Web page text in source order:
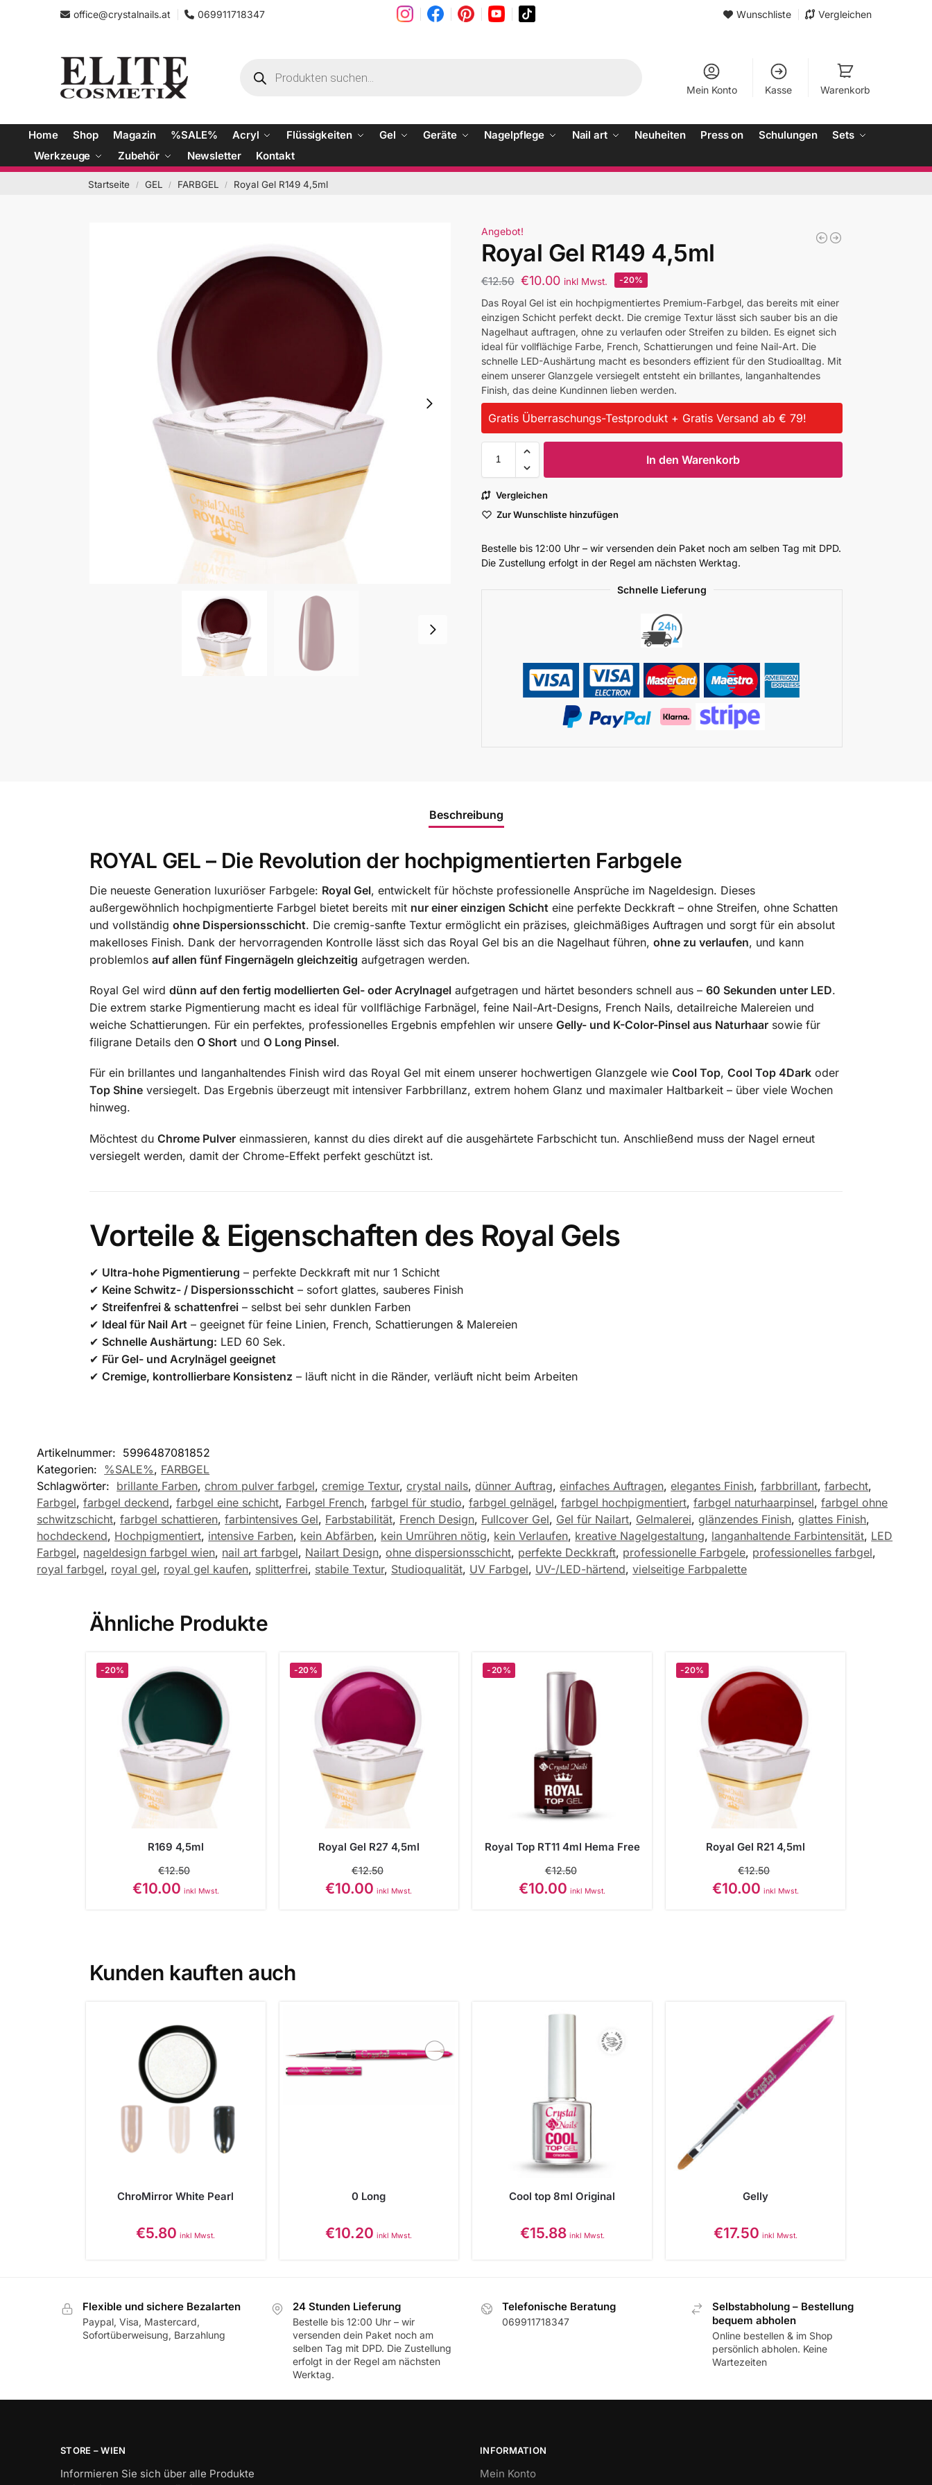
office@crystalnails.at 069911718347 Wunschliste Vergleichen
Mein Konto Kasse Warenkorb
Home Shop Magazin %SALE% Acryl Flüssigkeiten Gel Geräte Nagelpflege Nail art Neuheiten Press on Schulungen
Sets
Werkzeuge
Zubehör Newsletter Kontakt
Startseite / GEL / FARBGEL / Royal Gel R149 4,5ml
Angebot!
Royal Gel R149 4,5ml
€12.50 €10.00 inkl Mwst. -20%
Das Royal Gel ist ein hochpigmentiertes Premium-Farbgel, das bereits mit einer
einzigen Schicht perfekt deckt. Die cremige Textur lässt sich sauber bis an die
Nagelhaut auftragen, ohne zu verlaufen oder Streifen zu bilden. Es eignet sich
ideal für vollflächige Farbe, French, Schattierungen und feine Nail-Art. Die
schnelle LED-Aushärtung macht es besonders effizient für den Studioalltag. Mit
einem unserer Glanzgele versiegelt entsteht ein brillantes, langanhaltendes
Finish, das deine Kundinnen lieben werden.
Gratis Überraschungs-Testprodukt + Gratis Versand ab € 79!
In den Warenkorb
Vergleichen
Zur Wunschliste hinzufügen
Bestelle bis 12:00 Uhr – wir versenden dein Paket noch am selben Tag mit DPD.
Die Zustellung erfolgt in der Regel am nächsten Werktag.
Schnelle Lieferung
Beschreibung
ROYAL GEL – Die Revolution der hochpigmentierten Farbgele
Die neueste Generation luxuriöser Farbgele: Royal Gel, entwickelt für höchste professionelle Ansprüche im Nageldesign. Dieses
außergewöhnlich hochpigmentierte Farbgel bietet bereits mit nur einer einzigen Schicht eine perfekte Deckkraft – ohne Streifen, ohne Schatten
und vollständig ohne Dispersionsschicht. Die cremig-sanfte Textur ermöglicht ein präzises, gleichmäßiges Auftragen und sorgt für ein absolut
makelloses Finish. Dank der hervorragenden Kontrolle lässt sich das Royal Gel bis an die Nagelhaut führen, ohne zu verlaufen, und kann
problemlos auf allen fünf Fingernägeln gleichzeitig aufgetragen werden.
Royal Gel wird dünn auf den fertig modellierten Gel- oder Acrylnagelaufgetragen und härtet besonders schnell aus – 60 Sekunden unter LED.
Die extrem starke Pigmentierung macht es ideal für vollflächige Farbnägel, feine Nail-Art-Designs, French Nails, detailreiche Malereien und
weiche Schattierungen. Für ein perfektes, professionelles Ergebnis empfehlen wir unsere Gelly- und K-Color-Pinsel aus Naturhaarsowie für
filigrane Details den O Shortund O Long Pinsel.
Für ein brillantes und langanhaltendes Finish wird das Royal Gel mit einem unserer hochwertigen Glanzgele wie Cool Top, Cool Top 4Darkoder
Top Shineversiegelt. Das Ergebnis überzeugt mit intensiver Farbbrillanz, extrem hohem Glanz und maximaler Haltbarkeit – über viele Wochen
hinweg.
Möchtest du Chrome Pulvereinmassieren, kannst du dies direkt auf die ausgehärtete Farbschicht tun. Anschließend muss der Nagel erneut
versiegelt werden, damit der Chrome-Effekt perfekt geschützt ist.
Vorteile & Eigenschaften des Royal Gels
✔ Ultra-hohe Pigmentierung – perfekte Deckkraft mit nur 1 Schicht
✔ Keine Schwitz- / Dispersionsschicht – sofort glattes, sauberes Finish
✔ Streifenfrei & schattenfrei– selbst bei sehr dunklen Farben
✔ Ideal für Nail Art – geeignet für feine Linien, French, Schattierungen & Malereien
✔ Schnelle Aushärtung: LED 60 Sek.
✔ Für Gel- und Acrylnägel geeignet
✔ Cremige, kontrollierbare Konsistenz – läuft nicht in die Ränder, verläuft nicht beim Arbeiten
Artikelnummer: 5996487081852
Kategorien: %SALE%, FARBGEL
Schlagwörter: brillante Farben,chrom pulver farbgel,cremige Textur,crystal nails,dünner Auftrag,einfaches Auftragen,elegantes Finish,farbbrillant,farbecht,
Farbgel,farbgel deckend,farbgel eine schicht, Farbgel French,farbgel für studio,farbgel gelnägel,farbgel hochpigmentiert,farbgel naturhaarpinsel,farbgel ohne
schwitzschicht,farbgel schattieren,farbintensives Gel, Farbstabilität, French Design, Fullcover Gel, Gel für Nailart, Gelmalerei,glänzendes Finish,glattes Finish,
hochdeckend, Hochpigmentiert, intensive Farben, kein Abfärben, kein Umrühren nötig, kein Verlaufen, kreative Nagelgestaltung, langanhaltende Farbintensität, LED
Farbgel, nageldesign farbgel wien, nail art farbgel, Nailart Design,ohne dispersionsschicht, perfekte Deckkraft, professionelle Farbgele, professionelles farbgel,
royal farbgel, royal gel, royal gel kaufen, splitterfrei, stabile Textur, Studioqualität, UV Farbgel, UV-/LED-härtend,vielseitige Farbpalette
Ähnliche Produkte
-20%
R169 4,5ml
€12.50
€10.00 inkl Mwst.
-20%
Royal Gel R27 4,5ml
€12.50
€10.00 inkl Mwst.
-20%
Royal Top RT11 4ml Hema Free
€12.50
€10.00 inkl Mwst.
-20%
Royal Gel R21 4,5ml
€12.50
€10.00 inkl Mwst.
Kunden kauften auch
ChroMirror White Pearl
€5.80 inkl Mwst.
0 Long
€10.20 inkl Mwst.
Cool top 8ml Original
€15.88 inkl Mwst.
Gelly
€17.50 inkl Mwst.
Flexible und sichere Bezalarten
Paypal, Visa, Mastercard,
Sofortüberweisung, Barzahlung
24 Stunden Lieferung
Bestelle bis 12:00 Uhr – wir
versenden dein Paket noch am
selben Tag mit DPD. Die Zustellung
erfolgt in der Regel am nächsten
Werktag.
Telefonische Beratung
069911718347
Selbstabholung – Bestellung
bequem abholen
Online bestellen & im Shop
persönlich abholen. Keine
Wartezeiten
STORE – WIEN
Informieren Sie sich über alle Produkte
INFORMATION
Mein Konto